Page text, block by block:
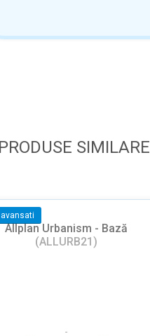
PRODUSE SIMILARE
Allplan Urbanism - Bază
(ALLURB21)